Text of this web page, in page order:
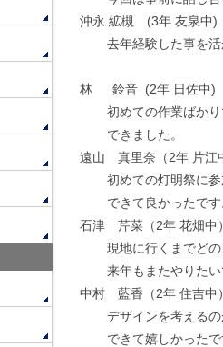
沖永 絋槻 (3年 友泉中)
去年経験した事を
林 鈴音 (2年 日佐中)
初めての作業ばか
できました。
遠山 真里奈（2年 片江
初めての灯明祭に
できて良かったで
石津 芹菜（2年 花畑中
現地に行くまでど
来年もまたやりた
中村 藍香（2年 住吉中
デザインを考える
できて嬉しかった